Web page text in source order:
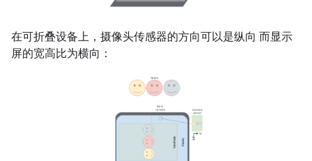
在可折叠设备上，摄像头传感器的方向可以是纵向 而显示
屏的宽高比为横向：